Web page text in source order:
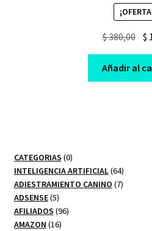
$380,00
$
$
Añadir al
CATEGORIAS 00
productos
INTELIGENCIA ARTIFICIAL 6464
ADIESTRAMIENTO CANINO 77
ADSENSE 55
productos
AFILIADOS 9696
AMAZON 1616